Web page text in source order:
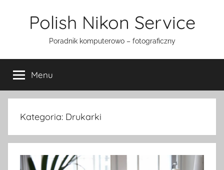
Polish Nikon Service
Poradnik komputerowo – fotograficzny
Menu
Kategoria: Drukarki